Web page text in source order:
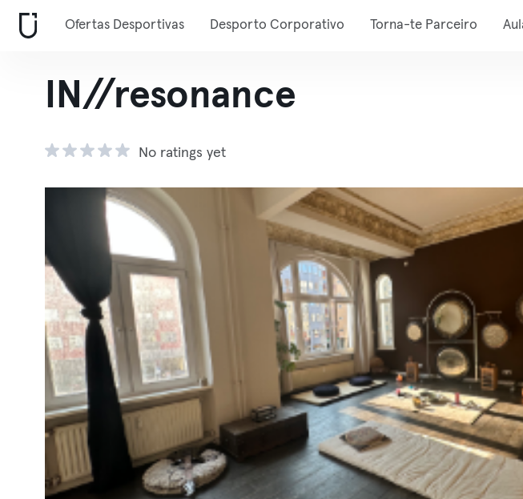
Ofertas Desportivas Desporto Corporativo Torna-te Parceiro
IN//resonance
No ratings yet